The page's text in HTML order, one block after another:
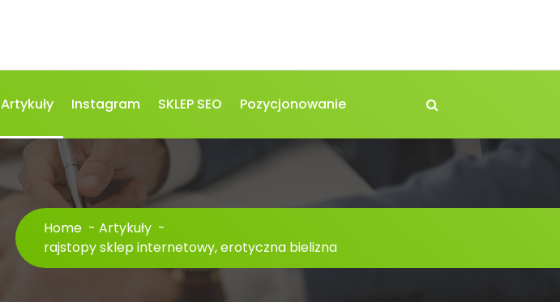
Artykuły Instagram SKLEP SEO Pozycjonowanie
Home - Artykuły -
rajstopy sklep internetowy, erotyczna bielizna